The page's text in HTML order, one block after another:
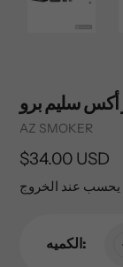
Vendor
AZ SMOKER
السعر
العادي
$34.00 USD
يحسب عند الخروج
الكميه: